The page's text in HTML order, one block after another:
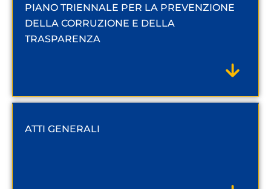
PIANO TRIENNALE PER LA PREVENZIONE
DELLA CORRUZIONE E DELLA
TRASPARENZA
ATTI GENERALI